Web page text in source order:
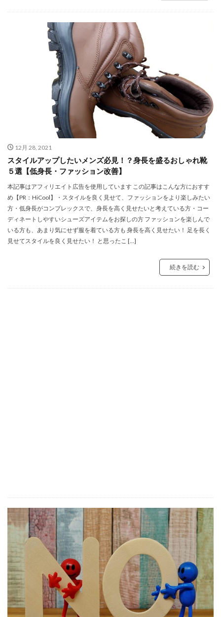
12月 28, 2021
スタイルアップしたいメンズ必見！？身長を盛るおしゃれ靴
５選【低身長・ファッション改善】
本記事はアフィリエイト広告を使用しています この記事はこんな方におすす
め【PR：HiCool】・スタイルを良く見せて、ファッションをより楽しみたい
方・低身長がコンプレックスで、身長を高く見せたいと考えている方・コー
ディネートしやすいシューズアイテムをお探しの方 ファッションを楽しんで
いる方も、あまり気にせず服を着ている方も 身長を高く見せたい！ 足を長く
見せてスタイルを良く見せたい！ と思ったこ […]
続きを読む